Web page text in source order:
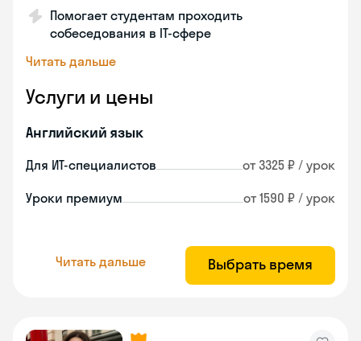
Помогает студентам проходить
собеседования в IT-сфере
Читать дальше
Услуги и цены
Английский язык
Для ИТ-специалистов от 3325 ₽ / урок
Уроки премиум от 1590 ₽ / урок
Читать дальше Выбрать время